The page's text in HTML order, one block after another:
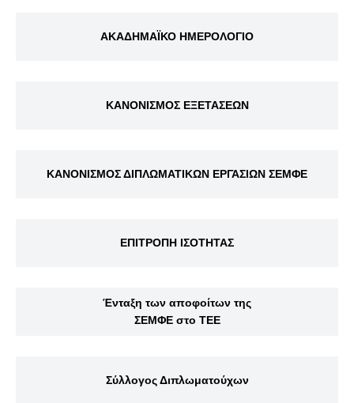
ΑΚΑΔΗΜΑΪΚΟ ΗΜΕΡΟΛΟΓΙΟ
ΚΑΝΟΝΙΣΜΟΣ ΕΞΕΤΑΣΕΩΝ
ΚΑΝΟΝΙΣΜΟΣ ΔΙΠΛΩΜΑΤΙΚΩΝ ΕΡΓΑΣΙΩΝ ΣΕΜΦΕ
ΕΠΙΤΡΟΠΗ ΙΣΟΤΗΤΑΣ
Ένταξη των αποφοίτων της
ΣΕΜΦΕ στο ΤΕΕ
Σύλλογος Διπλωματούχων